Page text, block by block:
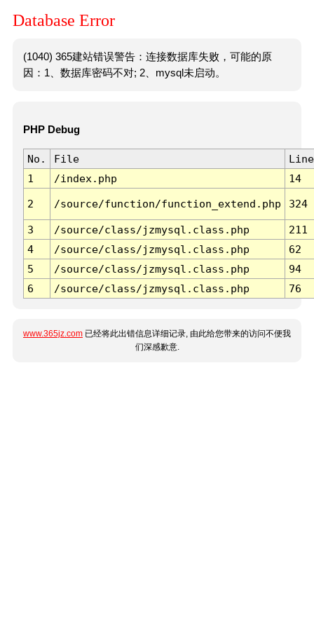
Database Error
(1040) 365建站错误警告：连接数据库失败，可能的原
因：1、数据库密码不对; 2、mysql未启动。
PHP Debug
No. File
Line
1
/index.php 14
2 /source/function/function_extend.php 324
3 /source/class/jzmysql.class.php
211
4
/source/class/jzmysql.class.php
62
5
/source/class/jzmysql.class.php
94
6
/source/class/jzmysql.class.php 76
www.365jz.com 已经将此出错信息详细记录, 由此给您带来的访问不便我
们深感歉意.